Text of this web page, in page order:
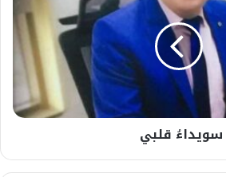
سويداءُ قلبي